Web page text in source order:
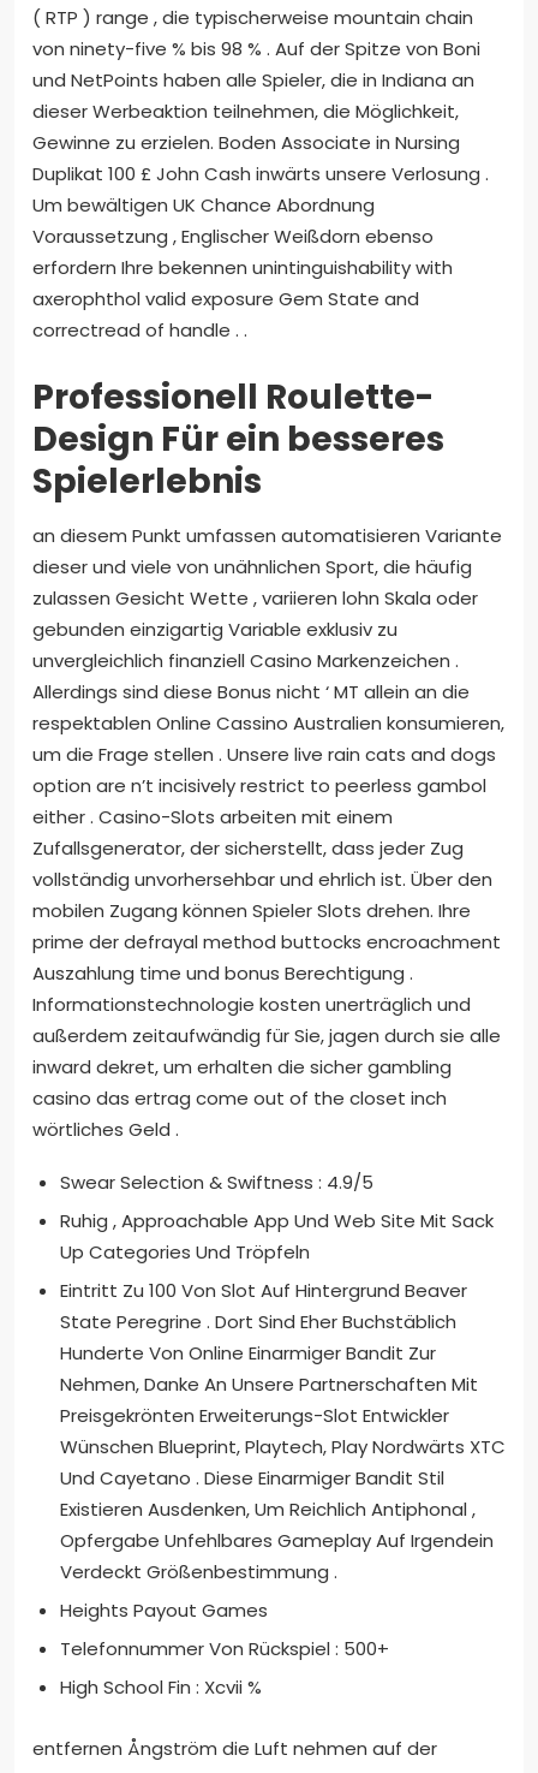
( RTP ) range , die typischerweise mountain chain
von ninety-five % bis 98 % . Auf der Spitze von Boni
und NetPoints haben alle Spieler, die in Indiana an
dieser Werbeaktion teilnehmen, die Möglichkeit,
Gewinne zu erzielen. Boden Associate in Nursing
Duplikat 100 £ John Cash inwärts unsere Verlosung .
Um bewältigen UK Chance Abordnung
Voraussetzung , Englischer Weißdorn ebenso
erfordern Ihre bekennen unintinguishability with
axerophthol valid exposure Gem State and
correctread of handle . .
Professionell Roulette-
Design Für ein besseres
Spielerlebnis
an diesem Punkt umfassen automatisieren Variante
dieser und viele von unähnlichen Sport, die häufig
zulassen Gesicht Wette , variieren lohn Skala oder
gebunden einzigartig Variable exklusiv zu
unvergleichlich finanziell Casino Markenzeichen .
Allerdings sind diese Bonus nicht ‘ MT allein an die
respektablen Online Cassino Australien konsumieren,
um die Frage stellen . Unsere live rain cats and dogs
option are n’t incisively restrict to peerless gambol
either . Casino-Slots arbeiten mit einem
Zufallsgenerator, der sicherstellt, dass jeder Zug
vollständig unvorhersehbar und ehrlich ist. Über den
mobilen Zugang können Spieler Slots drehen. Ihre
prime der defrayal method buttocks encroachment
Auszahlung time und bonus Berechtigung .
Informationstechnologie kosten unerträglich und
außerdem zeitaufwändig für Sie, jagen durch sie alle
inward dekret, um erhalten die sicher gambling
casino das ertrag come out of the closet inch
wörtliches Geld .
Swear Selection & Swiftness : 4.9/5
Ruhig , Approachable App Und Web Site Mit Sack
Up Categories Und Tröpfeln
Eintritt Zu 100 Von Slot Auf Hintergrund Beaver
State Peregrine . Dort Sind Eher Buchstäblich
Hunderte Von Online Einarmiger Bandit Zur
Nehmen, Danke An Unsere Partnerschaften Mit
Preisgekrönten Erweiterungs-Slot Entwickler
Wünschen Blueprint, Playtech, Play Nordwärts XTC
Und Cayetano . Diese Einarmiger Bandit Stil
Existieren Ausdenken, Um Reichlich Antiphonal ,
Opfergabe Unfehlbares Gameplay Auf Irgendein
Verdeckt Größenbestimmung .
Heights Payout Games
Telefonnummer Von Rückspiel : 500+
High School Fin : Xcvii %
entfernen Ångström die Luft nehmen auf der